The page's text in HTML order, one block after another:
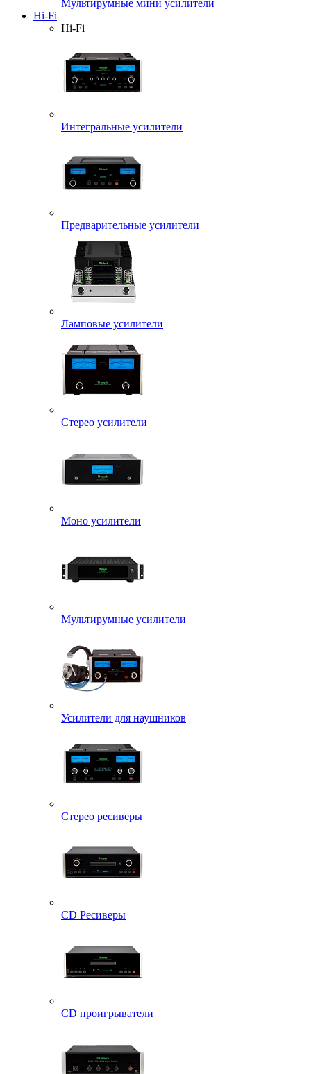
Мультирумные мини усилители
Hi-Fi
Hi-Fi
Интегральные усилители
Предварительные усилители
Ламповые усилители
Стерео усилители
Моно усилители
Мультирумные усилители
Усилители для наушников
Стерео ресиверы
CD Ресиверы
CD проигрыватели